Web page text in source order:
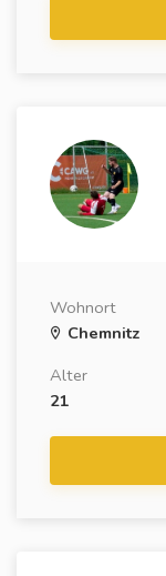
Wohnort
Chemnitz
Alter
21